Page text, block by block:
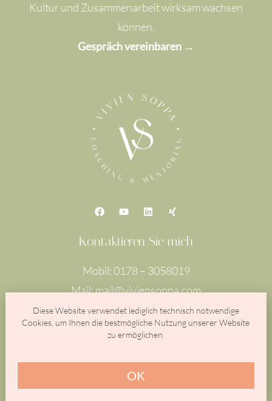
Kultur und Zusammenarbeit wirksam wachsen
können.
Gespräch vereinbaren →
F
a
b
k
Y
o
u
L
i
k
e
n
X
i
Kontaktieren Sie mich
Mobil: 0178 – 3058019
Mail: mail@viviensoppa.com
Psychologisch fundierte Führungskräfte- und
Diese Website verwendet lediglich technisch notwendige
Cookies, um Ihnen die bestmögliche Nutzung unserer Website
zu ermöglichen.
OK